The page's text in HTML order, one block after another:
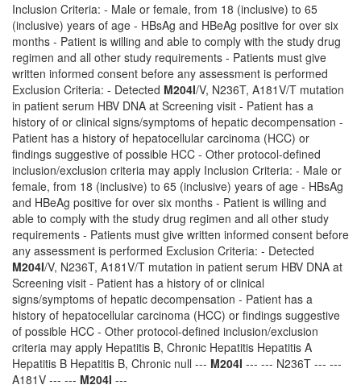
Inclusion Criteria: - Male or female, from 18 (inclusive) to 65
(inclusive) years of age - HBsAg and HBeAg positive for over six
months - Patient is willing and able to comply with the study drug
regimen and all other study requirements - Patients must give
written informed consent before any assessment is performed
Exclusion Criteria: - Detected M204I/V, N236T, A181V/T mutation
in patient serum HBV DNA at Screening visit - Patient has a
history of or clinical signs/symptoms of hepatic decompensation -
Patient has a history of hepatocellular carcinoma (HCC) or
findings suggestive of possible HCC - Other protocol-defined
inclusion/exclusion criteria may apply Inclusion Criteria: - Male or
female, from 18 (inclusive) to 65 (inclusive) years of age - HBsAg
and HBeAg positive for over six months - Patient is willing and
able to comply with the study drug regimen and all other study
requirements - Patients must give written informed consent before
any assessment is performed Exclusion Criteria: - Detected
M204I/V, N236T, A181V/T mutation in patient serum HBV DNA at
Screening visit - Patient has a history of or clinical
signs/symptoms of hepatic decompensation - Patient has a
history of hepatocellular carcinoma (HCC) or findings suggestive
of possible HCC - Other protocol-defined inclusion/exclusion
criteria may apply Hepatitis B, Chronic Hepatitis Hepatitis A
Hepatitis B Hepatitis B, Chronic null --- M204I --- --- N236T --- ---
A181V --- --- M204I ---